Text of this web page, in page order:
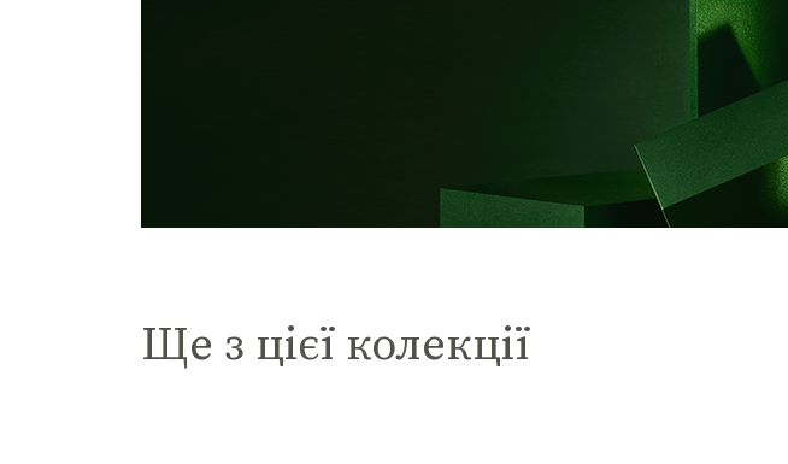
Ще з цієї колекції